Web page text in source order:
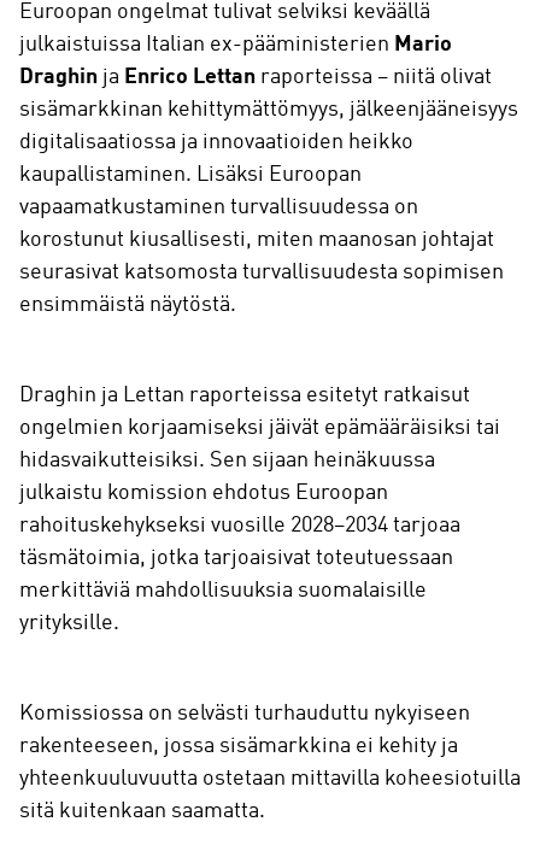
Euroopan ongelmat tulivat selviksi keväällä
julkaistuissa Italian ex-pääministerien Mario
Draghin ja Enrico Lettan raporteissa – niitä olivat
sisämarkkinan kehittymättömyys, jälkeenjääneisyys
digitalisaatiossa ja innovaatioiden heikko
kaupallistaminen. Lisäksi Euroopan
vapaamatkustaminen turvallisuudessa on
korostunut kiusallisesti, miten maanosan johtajat
seurasivat katsomosta turvallisuudesta sopimisen
ensimmäistä näytöstä.
Draghin ja Lettan raporteissa esitetyt ratkaisut
ongelmien korjaamiseksi jäivät epämääräisiksi tai
hidasvaikutteisiksi. Sen sijaan heinäkuussa
julkaistu komission ehdotus Euroopan
rahoituskehykseksi vuosille 2028–2034 tarjoaa
täsmätoimia, jotka tarjoaisivat toteutuessaan
merkittäviä mahdollisuuksia suomalaisille
yrityksille.
Komissiossa on selvästi turhauduttu nykyiseen
rakenteeseen, jossa sisämarkkina ei kehity ja
yhteenkuuluvuutta ostetaan mittavilla koheesiotuilla
sitä kuitenkaan saamatta.